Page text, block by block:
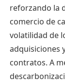
reforzando la
comercio de
volatilidad de
adquisiciones
contratos. A